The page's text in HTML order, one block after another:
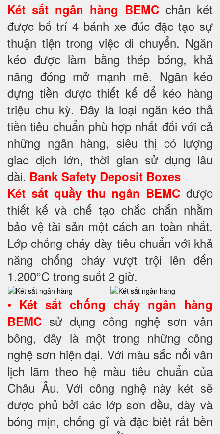
Két sắt ngân hàng BEMC chân két
được bố trí 4 bánh xe đúc đặc tạo sự
thuận tiện trong việc di chuyển. Ngăn
kéo được làm bằng thép bóng, khả
năng đóng mở mạnh mẽ. Ngăn kéo
đựng tiền được thiết kế để kéo hàng
triệu chu kỳ. Đây là loại ngăn kéo thả
tiền tiêu chuẩn phù hợp nhất đối với cả
những ngân hàng, siêu thị có lượng
giao dịch lớn, thời gian sử dụng lâu
dài. Bank Safety Deposit Boxes
Két sắt quầy thu ngân BEMC được
thiết kế và chế tạo chắc chắn nhằm
bảo vệ tài sản một cách an toàn nhất.
Lớp chống cháy dày tiêu chuẩn với khả
năng chống cháy vượt trội lên đến
1.200°C trong suốt 2 giờ.
• Két sắt chống cháy ngân hàng
BEMC sử dụng công nghệ sơn vân
bông, đây là một trong những công
nghệ sơn hiện đại. Với màu sắc nổi vân
lịch lãm theo hệ màu tiêu chuẩn của
Châu Âu. Với công nghệ này két sẽ
được phủ bởi các lớp sơn đều, dày và
bóng mịn, chống gỉ và đặc biệt rất bền